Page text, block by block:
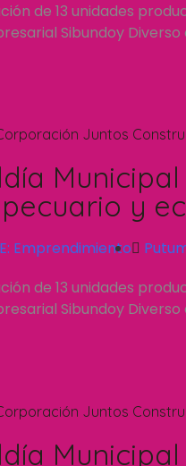
de 13 unidades
Sibundoy Diverso
Juntos
y
Emprendimiento
de 13 unidades
Sibundoy Diverso
Juntos